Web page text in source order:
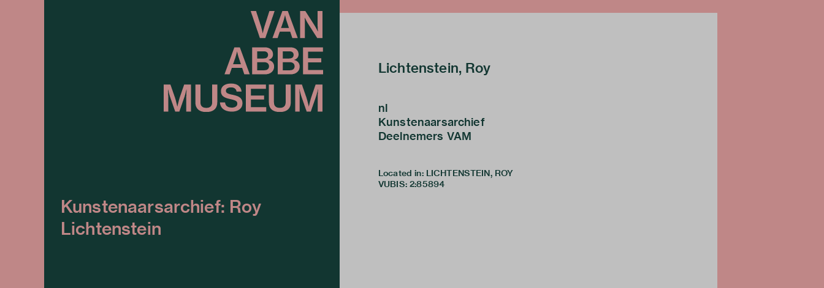
Kunstenaarsarchief: Roy
Lichtenstein
Lichtenstein, Roy
nl
Kunstenaarsarchief
Deelnemers VAM
Located in: LICHTENSTEIN, ROY
VUBIS: 2:85894